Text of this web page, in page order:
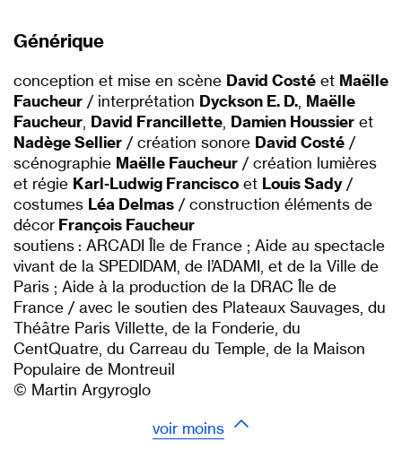
Générique
conception et mise en scène David Costé et Maëlle
Faucheur / interprétation Dyckson E. D., Maëlle
Faucheur, David Francillette, Damien Houssier et
Nadège Sellier / création sonore David Costé /
scénographie Maëlle Faucheur / création lumières
et régie Karl-Ludwig Francisco et Louis Sady/
costumes Léa Delmas / construction éléments de
décor François Faucheur
soutiens : ARCADI Île de France ; Aide au spectacle
vivant de la SPEDIDAM, de l’ADAMI, et de la Ville de
Paris ; Aide à la production de la DRAC Île de
France / avec le soutien des Plateaux Sauvages, du
Théâtre Paris Villette, de la Fonderie, du
CentQuatre, du Carreau du Temple, de la Maison
Populaire de Montreuil
© Martin Argyroglo
voir moins